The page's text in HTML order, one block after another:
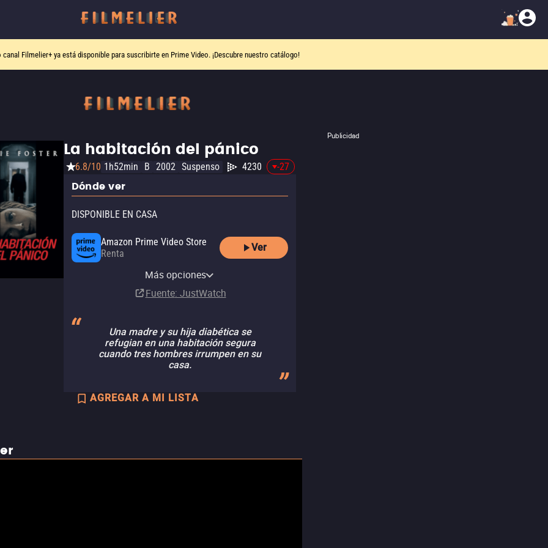
canal Filmelier+ya está disponible para suscribirte en Prime Video. ¡Descubre nuestro catálogo!
Publicidad
La habitación del pánico
6.8/10 1h52min B 2002 Suspenso 4230 -27
Dónde ver
DISPONIBLE EN CASA
Amazon Prime Video Store
Renta
Ver
MX$149.00
MX$99.00
SuscripciónMás opciones
Fuente: JustWatch
Una madre y su hija diabética se
refugian en una habitación segura
cuando tres hombres irrumpen en su
casa.
AGREGAR A MI LISTA